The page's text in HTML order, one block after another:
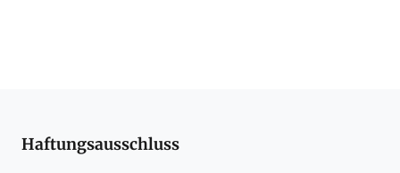
Haftungsausschluss